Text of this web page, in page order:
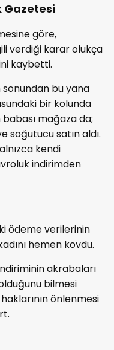
Gazetesi
göre,
verdiği karar olukça
kaybetti.
sonundan bu yana
bir kolunda
babası mağaza da;
soğutucu satın aldı.
kendi
indirimden
ödeme verilerinin
hemen kovdu.
akrabaları
bilmesi
önlenmesi